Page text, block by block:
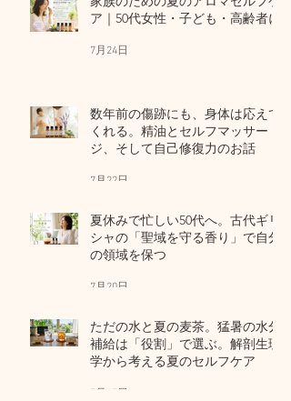
ア｜50代女性・子ども・高齢者に
7月24日
数年前の傷跡にも、身体は応えて
くれる。精油とセルフマッサー
ジ、そして自己修復力のお話
7月22日
夏休みで忙しい50代へ。古代ギリ
シャの「聖域を守る香り」で自分
の領域を保つ
7月20日
ただの水と夏の麦茶。猛暑の水分
補給は「役割」で選ぶ。解剖生理
学から考える夏のセルフケア
7月17日